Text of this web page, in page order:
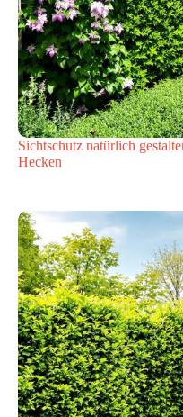
Sichtschutz natürlich
Hecken